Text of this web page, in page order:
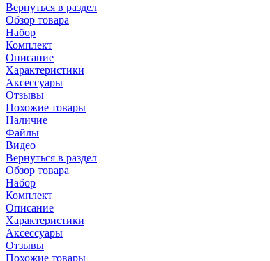
Вернуться в раздел
Обзор товара
Набор
Комплект
Описание
Характеристики
Аксессуары
Отзывы
Похожие товары
Наличие
Файлы
Видео
Вернуться в раздел
Обзор товара
Набор
Комплект
Описание
Характеристики
Аксессуары
Отзывы
Похожие товары